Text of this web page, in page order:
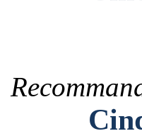
Cinq-